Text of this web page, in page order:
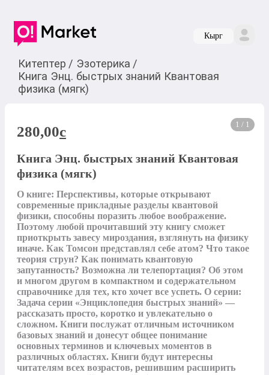
Кырг
Китептер / Эзотерика /
Книга Энц. быстрых знаний Квантовая
физика (мягк)
1 / 1
280,00c
Книга Энц. быстрых знаний Квантовая
физика (мягк)
О книге: Перспективы, которые открывают
современные прикладные разделы квантовой
физики, способны поразить любое воображение.
Поэтому любой прочитавший эту книгу сможет
приоткрыть завесу мироздания, взглянуть на физику
иначе. Как Томсон представлял себе атом? Что такое
теория струн? Как понимать квантовую
запутанность? Возможна ли телепортация? Об этом
и многом другом в компактном и содержательном
справочнике для тех, кто хочет все успеть. О серии:
Задача серии «Энциклопедия быстрых знаний» —
рассказать просто, коротко и увлекательно о
сложном. Книги послужат отличным источником
базовых знаний и донесут общее понимание
основных терминов и ключевых моментов в
различных областях. Книги будут интересны
читателям всех возрастов, решившим расширить